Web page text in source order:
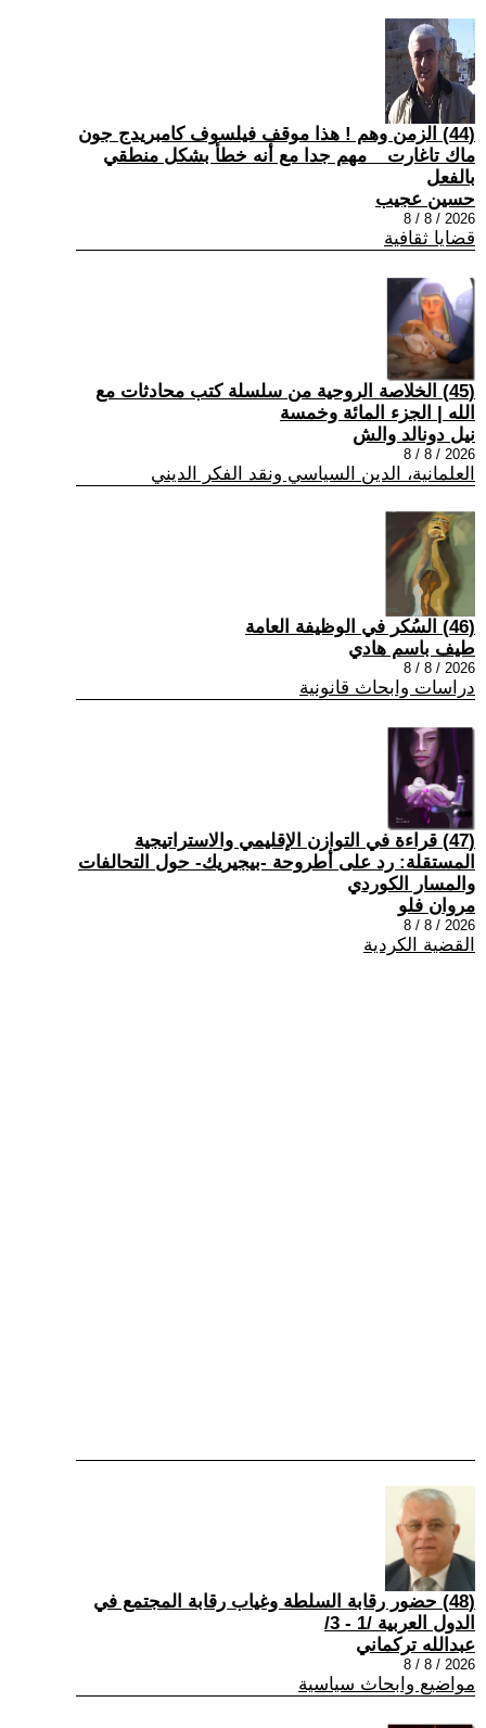
(44) الزمن وهم ! هذا موقف فيلسوف كامبريدج جون
ماك تاغارت _ مهم جدا مع أنه خطأ بشكل منطقي
بالفعل
حسين عجيب
2026 / 8 / 8
قضايا ثقافية
(45) الخلاصة الروحية من سلسلة كتب محادثات مع
الله | الجزء المائة وخمسة
نيل دونالد والش
2026 / 8 / 8
العلمانية، الدين السياسي ونقد الفكر الديني
(46) السُكر في الوظيفة العامة
طيف باسم هادي
2026 / 8 / 8
دراسات وابحاث قانونية
(47) قراءة في التوازن الإقليمي والاستراتيجية
المستقلة: رد على أطروحة -بيجيريك- حول التحالفات
والمسار الكوردي
مروان فلو
2026 / 8 / 8
القضية الكردية
(48) حضور رقابة السلطة وغياب رقابة المجتمع في
الدول العربية /1 - 3/
عبدالله تركماني
2026 / 8 / 8
مواضيع وابحاث سياسية